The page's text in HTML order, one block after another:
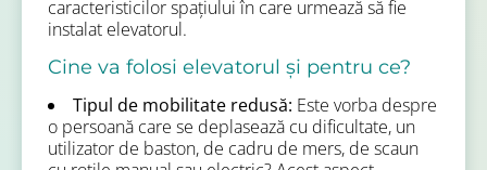
caracteristicilor spațiului în care urmează să fie
instalat elevatorul.
Cine va folosi elevatorul și pentru ce?
Tipul de mobilitate redusă: Este vorba despre
o persoană care se deplasează cu dificultate, un
utilizator de baston, de cadru de mers, de scaun